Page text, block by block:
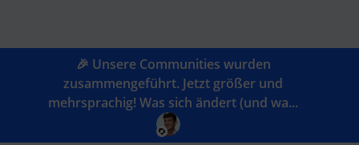
🎉 Unsere Communities wurden
zusammengeführt. Jetzt größer und
mehrsprachig! Was sich ändert (und wa...